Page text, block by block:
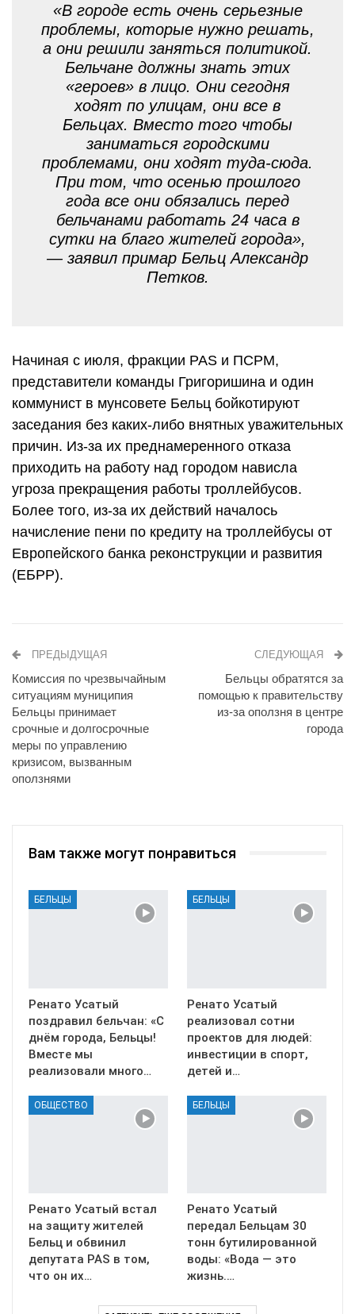
«В городе есть очень серьезные
проблемы, которые нужно решать,
а они решили заняться политикой.
Бельчане должны знать этих
«героев» в лицо. Они сегодня
ходят по улицам, они все в
Бельцах. Вместо того чтобы
заниматься городскими
проблемами, они ходят туда-сюда.
При том, что осенью прошлого
года все они обязались перед
бельчанами работать 24 часа в
сутки на благо жителей города»,
— заявил примар Бельц Александр
Петков.
Начиная с июля, фракции PAS и ПСРМ,
представители команды Григоришина и один
коммунист в мунсовете Бельц бойкотируют
заседания без каких-либо внятных уважительных
причин. Из-за их преднамеренного отказа
приходить на работу над городом нависла
угроза прекращения работы троллейбусов.
Более того, из-за их действий началось
начисление пени по кредиту на троллейбусы от
Европейского банка реконструкции и развития
(ЕБРР).
ПРЕДЫДУЩАЯ
Комиссия по чрезвычайным
ситуациям муниципия
Бельцы принимает
срочные и долгосрочные
меры по управлению
кризисом, вызванным
оползнями
СЛЕДУЮЩАЯ
Бельцы обратятся за
помощью к правительству
из-за оползня в центре
города
Вам также могут понравиться
БЕЛЬЦЫ
Ренато Усатый
поздравил бельчан: «С
днём города, Бельцы!
Вместе мы
реализовали много…
БЕЛЬЦЫ
Ренато Усатый
реализовал сотни
проектов для людей:
инвестиции в спорт,
детей и…
ОБЩЕСТВО
Ренато Усатый встал
на защиту жителей
Бельц и обвинил
депутата PAS в том,
что он их…
БЕЛЬЦЫ
Ренато Усатый
передал Бельцам 30
тонн бутилированной
воды: «Вода — это
жизнь.…